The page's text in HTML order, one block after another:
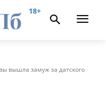
18+
вышла замуж за датского